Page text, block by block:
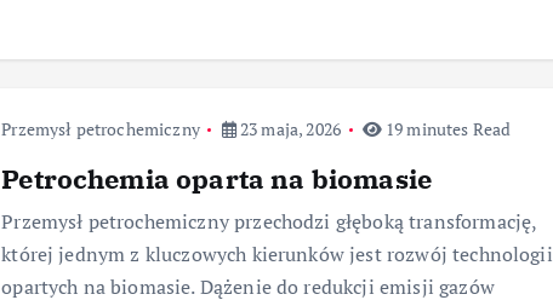
Przemysł petrochemiczny 23 maja, 2026 19 minutes Read
Petrochemia oparta na biomasie
Przemysł petrochemiczny przechodzi głęboką transformację,
której jednym z kluczowych kierunków jest rozwój technologii
opartych na biomasie. Dążenie do redukcji emisji gazów